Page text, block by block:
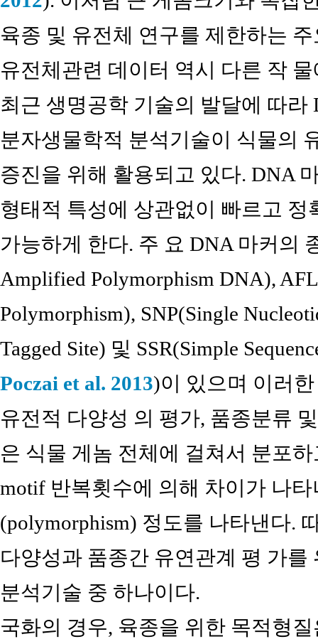
육종 및 유전체 연구를 제한하는
유전체관련 데이터 역시 다른 작
최근 생명공학 기술의 발달에 따
분자생물학적 분석기술이 식물의
증진을 위해 활용되고 있다. DNA
형태적 특성에 상관없이 빠르고
가능하게 한다. 주 요 DNA 마커의
Amplified Polymorphism DNA),
Polymorphism), SNP(Single
Tagged Site) 및 SSR(Simple
Poczai et al. 2013)이 있으며 이러
유전적 다양성 의 평가, 품종분류
은 식물 게놈 전체에 걸쳐서 분포
motif 반복횟수에 의해 차이가 나
(polymorphism) 정도를 나타낸다.
다양성과 품종간 유연관계 평 가를
분석기술 중 하나이다.
국화의 경우, 육종을 위한 목적형